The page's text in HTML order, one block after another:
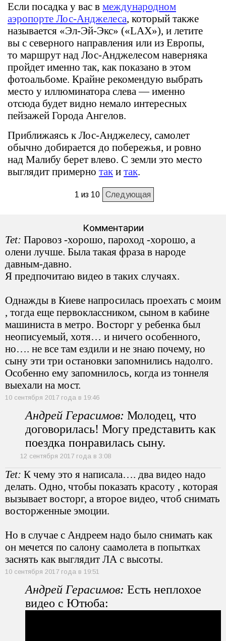
Если посадка у вас в международном
аэропорте Лос-Анджелеса, который также
называется «Эл-Эй-Экс» («LAX»), и летите
вы с северного направления или из Европы,
то маршрут над Лос-Анджелесом наверняка
пройдет именно так, как показано в этом
фотоальбоме. Крайне рекомендую выбрать
место у иллюминатора слева — именно
отсюда будет видно немало интересных
пейзажей Города Ангелов.
Приближаясь к Лос-Анджелесу, самолет
обычно добирается до побережья, и ровно
над Малибу берет влево. С земли это место
выглядит примерно так и так.
1 из 10 Следующая
Комментарии
Tet: Паровоз -хорошо, пароход -хорошо, а
олени лучше. Была такая фраза в народе
давным-давно.
Я предпочитаю видео в таких случаях.
Однажды в Киеве напросилась проехать с моим
, тогда еще первоклассником, сыном в кабине
машиниста в метро. Восторг у ребенка был
неописуемый, хотя… и ничего особенного,
но…. не все там ездили и не знаю почему, но
сыну эти три остановки запомнились надолго.
Особенно ему запомнилось, когда из тоннеля
выехали на мост.
10 сентября 2017 года в 19:46
Андрей Герасимов: Молодец, что
договорилась! Могу представить как
поездка понравилась сыну.
12 сентября 2017 года в 3:08
Tet: К чему это я написала…. два видео надо
делать. Одно, чтобы показать красоту , которая
вызывает восторг, а второе видео, чтоб снимать
восторженные эмоции.
Но в случае с Андреем надо было снимать как
он мечется по салону саамолета в попытках
заснять как выглядит ЛА с высоты.
10 сентября 2017 года в 19:51
Андрей Герасимов: Есть неплохое
видео с Ютюба: